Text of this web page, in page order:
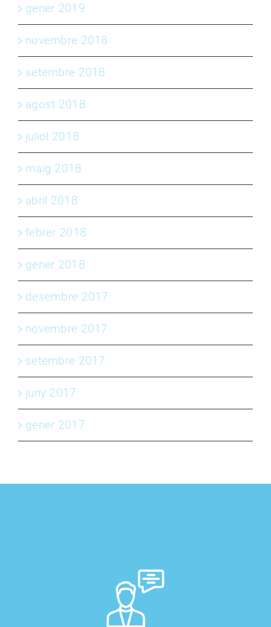
gener 2019
novembre 2018
setembre 2018
agost 2018
juliol 2018
maig 2018
abril 2018
febrer 2018
gener 2018
desembre 2017
novembre 2017
setembre 2017
juny 2017
gener 2017